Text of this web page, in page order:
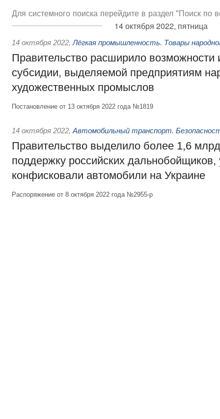
Для системного поиска перейдите в раздел "Поиск по
14 октября 2022, пятница
14 октября 2022, Лёгкая промышленность. Товары
Правительство расширило возможности
субсидии, выделяемой предприятиям
художественных промыслов
Постановление от 13 октября 2022 года №1819
14 октября 2022, Автомобильный транспорт.
Правительство выделило более 1,6
поддержку российских дальнобойщиков,
конфисковали автомобили на Украине
Распоряжение от 8 октября 2022 года №2955-р